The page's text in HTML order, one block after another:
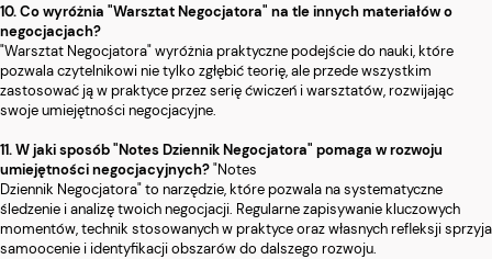
10. Co wyróżnia "Warsztat Negocjatora" na tle innych materiałów o
negocjacjach?
"Warsztat Negocjatora" wyróżnia praktyczne podejście do nauki, które
pozwala czytelnikowi nie tylko zgłębić teorię, ale przede wszystkim
zastosować ją w praktyce przez serię ćwiczeń i warsztatów, rozwijając
swoje umiejętności negocjacyjne.
11. W jaki sposób "Notes Dziennik Negocjatora" pomaga w rozwoju
umiejętności negocjacyjnych?"Notes
Dziennik Negocjatora" to narzędzie, które pozwala na systematyczne
śledzenie i analizę twoich negocjacji. Regularne zapisywanie kluczowych
momentów, technik stosowanych w praktyce oraz własnych refleksji sprzyja
samoocenie i identyfikacji obszarów do dalszego rozwoju.